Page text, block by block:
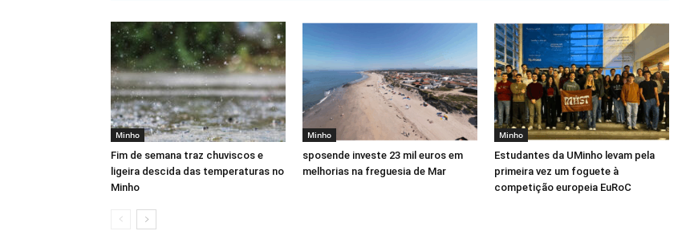
Minho
Fim de semana traz chuviscos e
ligeira descida das temperaturas no
Minho
Minho
sposende investe 23 mil euros em
melhorias na freguesia de Mar
Minho
Estudantes da UMinho levam pela
primeira vez um foguete à
competição europeia EuRoC